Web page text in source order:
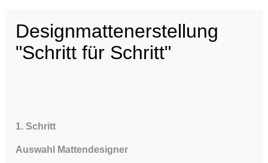
Designmattenerstellung
"Schritt für Schritt"
1. Schritt
Auswahl Mattendesigner